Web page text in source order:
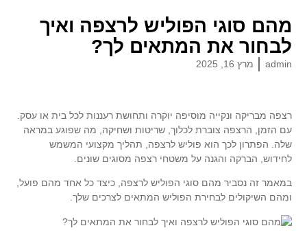
מהם סוגי הפוליש לרצפה ואיך
לבחור את המתאים לך?
admin מרץ 16, 2025
רצפה מבריקה ונקייה מוסיפה יוקרה ותחושת רעננות לכל בית או עסק.
עם הזמן, הרצפה צוברת לכלוך, שריטות ושחיקה, מה שפוגע במראה
שלה. הפתרון לכך הוא פוליש לרצפה , תהליך מקצועי המשמש
לחידוש, הברקה והגנה על משטחי רצפה מסוגים שונים.
במאמר זה נסביר מהםסוגי הפוליש לרצפה, כיצד כל אחד מהם פועל,
ומהם השיקולים לבחירת הפוליש המתאים לצרכים שלך.